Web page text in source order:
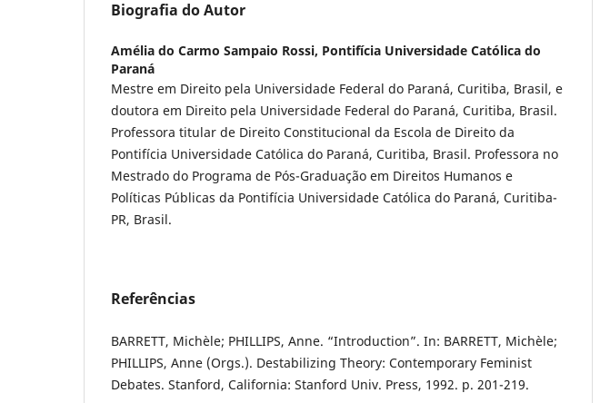
Biografia do Autor
Amélia do Carmo Sampaio Rossi, Pontifícia Universidade Católica do
Paraná
Mestre em Direito pela Universidade Federal do Paraná, Curitiba, Brasil, e
doutora em Direito pela Universidade Federal do Paraná, Curitiba, Brasil.
Professora titular de Direito Constitucional da Escola de Direito da
Pontifícia Universidade Católica do Paraná, Curitiba, Brasil. Professora no
Mestrado do Programa de Pós-Graduação em Direitos Humanos e
Políticas Públicas da Pontifícia Universidade Católica do Paraná, Curitiba-
PR, Brasil.
Referências
BARRETT, Michèle; PHILLIPS, Anne. “Introduction”. In: BARRETT, Michèle;
PHILLIPS, Anne (Orgs.). Destabilizing Theory: Contemporary Feminist
Debates. Stanford, California: Stanford Univ. Press, 1992. p. 201-219.